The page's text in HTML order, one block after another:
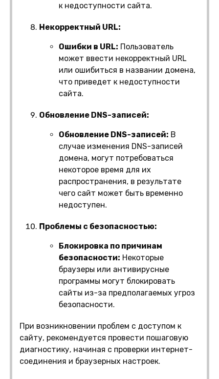
к недоступности сайта.
Некорректный URL:
Ошибки в URL: Пользователь
может ввести некорректный URL
или ошибиться в названии домена,
что приведет к недоступности
сайта.
Обновление DNS-записей:
Обновление DNS-записей: В
случае изменения DNS-записей
домена, могут потребоваться
некоторое время для их
распространения, в результате
чего сайт может быть временно
недоступен.
Проблемы с безопасностью:
Блокировка по причинам
безопасности: Некоторые
браузеры или антивирусные
программы могут блокировать
сайты из-за предполагаемых угроз
безопасности.
При возникновении проблем с доступом к
сайту, рекомендуется провести пошаговую
диагностику, начиная с проверки интернет-
соединения и браузерных настроек.